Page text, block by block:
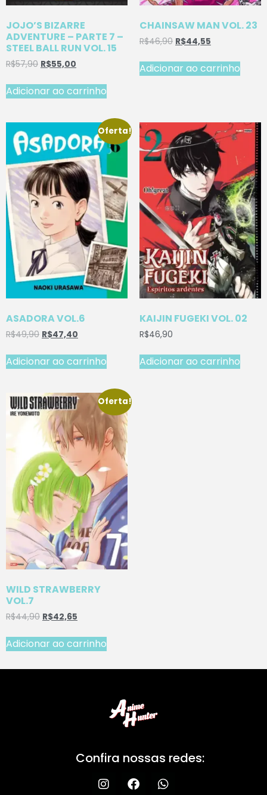
JOJO’S BIZARRE
ADVENTURE – PARTE 7 –
STEEL BALL RUN VOL. 15
R$57,90 R$55,00
Adicionar ao carrinho
CHAINSAW MAN VOL. 23
R$46,90 R$44,55
Adicionar ao carrinho
Oferta!
ASADORA VOL.6
R$49,90 R$47,40
Adicionar ao carrinho
KAIJIN FUGEKI VOL. 02
R$46,90
Adicionar ao carrinho
Oferta!
WILD STRAWBERRY
VOL.7
R$44,90 R$42,65
Adicionar ao carrinho
Confira nossas redes: